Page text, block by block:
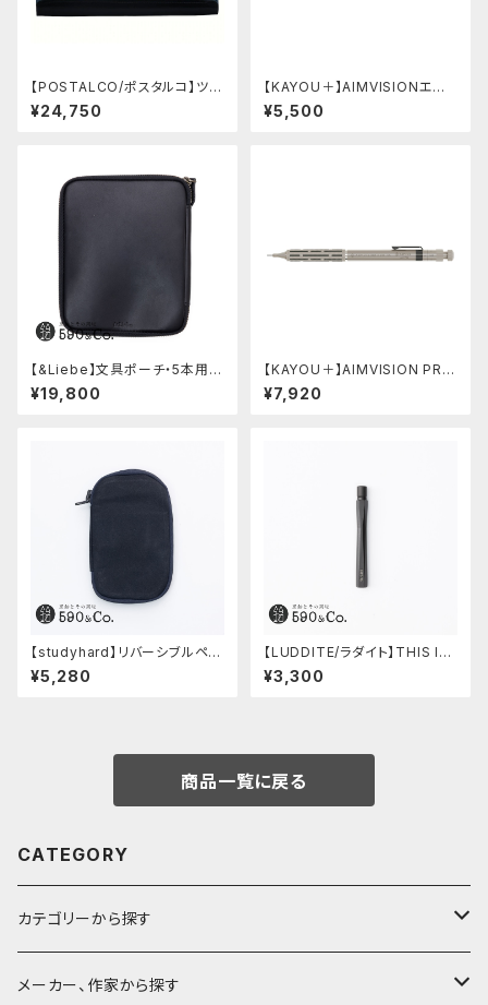
【POSTALCO/ポスタルコ】ツー
ルボックス (Navy Blue)
¥24,750
【KAYOU＋】AIMVISIONエイ
ムビジョン (ストーンブラック)
¥5,500
【&Liebe】文具ポーチ・5本用
(スムースブラック)
¥19,800
【KAYOU＋】AIMVISION PR
O/エイムビジョンプロ (チタニウ
ムゴールド)
¥7,920
【studyhard】リバーシブルペン
ケース (ブラック)
¥5,280
【LUDDITE/ラダイト】THIS IN
DUSTRIAL 芯ケース2 (Facto
ry Model BK)
¥3,300
商品一覧に戻る
CATEGORY
カテゴリーから探す
鉛筆
メーカー、作家から探す